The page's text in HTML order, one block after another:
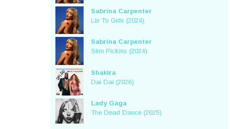
Sabrina Carpenter
Lie To Girls (2024)
Sabrina Carpenter
Slim Pickins (2024)
Shakira
Dai Dai (2026)
Lady Gaga
The Dead Dance (2025)